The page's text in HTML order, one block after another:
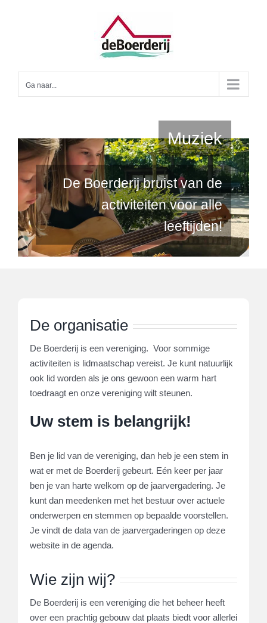
Ga naar...
Muziek
De Boerderij bruist van de
activiteiten voor alle
leeftijden!
De organisatie
De Boerderij is een vereniging. Voor sommige
activiteiten is lidmaatschap vereist. Je kunt natuurlijk
ook lid worden als je ons gewoon een warm hart
toedraagt en onze vereniging wilt steunen.
Uw stem is belangrijk!
Ben je lid van de vereniging, dan heb je een stem in
wat er met de Boerderij gebeurt. Eén keer per jaar
ben je van harte welkom op de jaarvergadering. Je
kunt dan meedenken met het bestuur over actuele
onderwerpen en stemmen op bepaalde voorstellen.
Je vindt de data van de jaarvergaderingen op deze
website in de agenda.
Wie zijn wij?
De Boerderij is een vereniging die het beheer heeft
over een prachtig gebouw dat plaats biedt voor allerlei